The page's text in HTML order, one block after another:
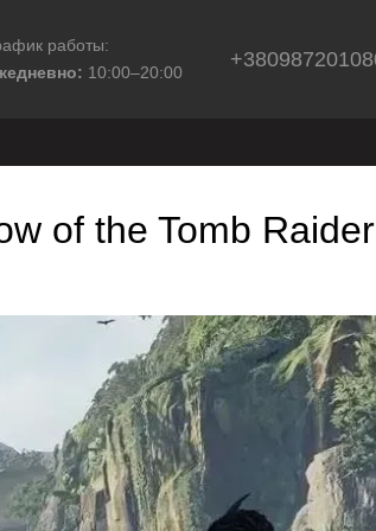
работы:
10:00–20:00
of the Tomb Raider